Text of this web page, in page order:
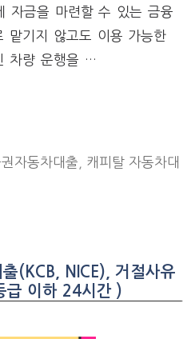
자금을 마련할 수 있는 금융
맡기지 않고도 이용 가능한
차량 운행을 …
자동차대출
캐피탈 자동차대
(KCB, NICE), 거절사유
급 이하 24시간 )